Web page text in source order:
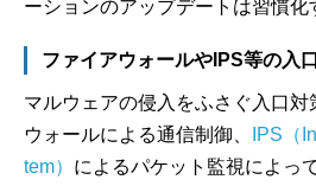
ーションのアップデートは習慣化
ファイアウォールやIPS等の入
マルウェアの侵入をふさぐ入口
ウォールによる通信制御、
IPS（
tem） によるパケット監視によっ